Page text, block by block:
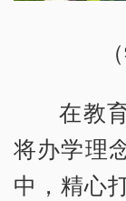
在教
将办学理
中，精心